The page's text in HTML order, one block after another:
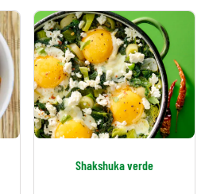
Shakshuka verde